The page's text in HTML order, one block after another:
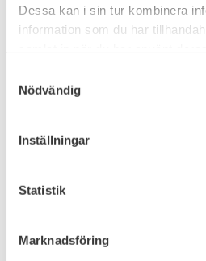
Dessa kan i sin tur kombinera
information som du har
Nödvändig
Inställningar
Statistik
Marknadsföring
RECEPTBELAGDA LINSER